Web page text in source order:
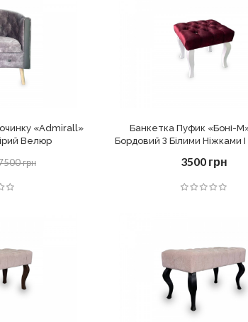
«Admirall»
Велюр
грн
Банкетка Пуфик «Боні-
Бордовий З Білими Ніжками
3500 грн